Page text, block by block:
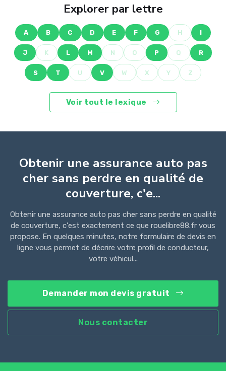
Explorer par lettre
A B C D E F G H I
J K L M N O P Q R
S T U V W X Y Z
Voir tout le lexique
Obtenir une assurance auto pas
cher sans perdre en qualité de
couverture, c'e...
Obtenir une assurance auto pas cher sans perdre en qualité
de couverture, c'est exactement ce que rouelibre88.fr vous
propose. En quelques minutes, notre formulaire de devis en
ligne vous permet de décrire votre profil de conducteur,
votre véhicul...
Demander mon devis gratuit
Nous contacter